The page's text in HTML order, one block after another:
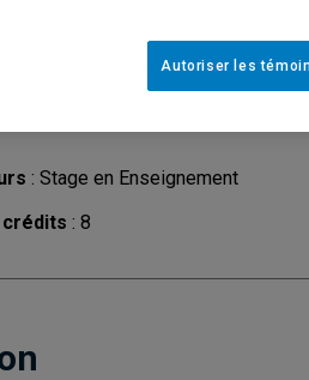
: Stage en Enseignement
crédits : 8
Autoriser les